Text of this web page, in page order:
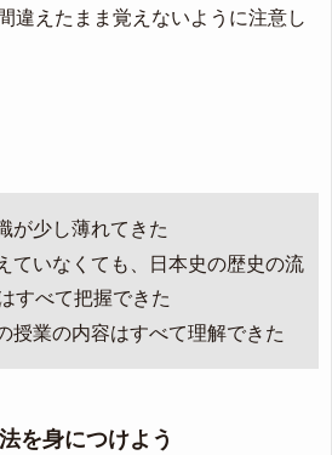
違えたまま覚えないように注意し
が少し薄れてきた
ていなくても、日本史の歴史の流
すべて把握できた
授業の内容はすべて理解できた
を身につけよう